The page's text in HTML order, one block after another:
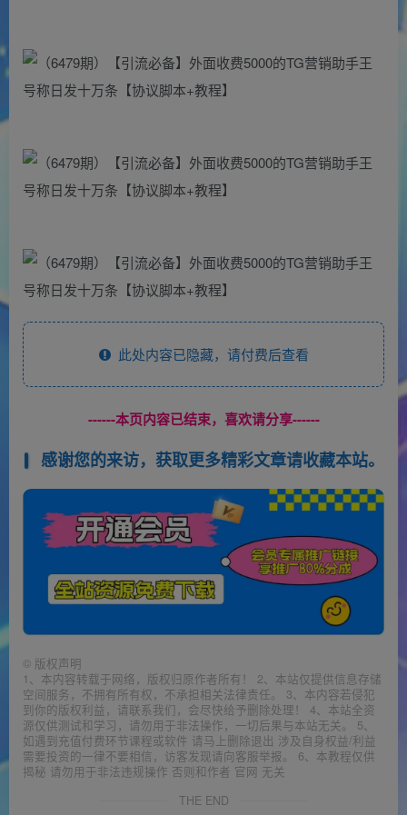
此处内容已隐藏，请付费后查看
------本页内容已结束，喜欢请分享------
感谢您的来访，获取更多精彩文章请收藏本站。
© 版权声明
1、本内容转载于网络，版权归原作者所有！ 2、本站仅提供信息存储
空间服务，不拥有所有权，不承担相关法律责任。 3、本内容若侵犯
到你的版权利益，请联系我们，会尽快给予删除处理！ 4、本站全资
源仅供测试和学习，请勿用于非法操作，一切后果与本站无关。 5、
如遇到充值付费环节课程或软件 请马上删除退出 涉及自身权益/利益
需要投资的一律不要相信，访客发现请向客服举报。 6、本教程仅供
揭秘 请勿用于非法违规操作 否则和作者 官网 无关
THE END